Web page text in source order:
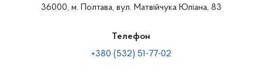
36000, м. Полтава, вул. Матвійчука Юліана, 83
Телефон
+380 (532) 51-77-02